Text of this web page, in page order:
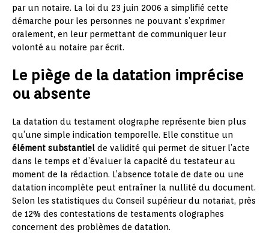
par un notaire. La loi du 23 juin 2006 a simplifié cette
démarche pour les personnes ne pouvant s’exprimer
oralement, en leur permettant de communiquer leur
volonté au notaire par écrit.
Le piège de la datation imprécise
ou absente
La datation du testament olographe représente bien plus
qu’une simple indication temporelle. Elle constitue un
élément substantiel de validité qui permet de situer l’acte
dans le temps et d’évaluer la capacité du testateur au
moment de la rédaction. L’absence totale de date ou une
datation incomplète peut entraîner la nullité du document.
Selon les statistiques du Conseil supérieur du notariat, près
de 12% des contestations de testaments olographes
concernent des problèmes de datation.